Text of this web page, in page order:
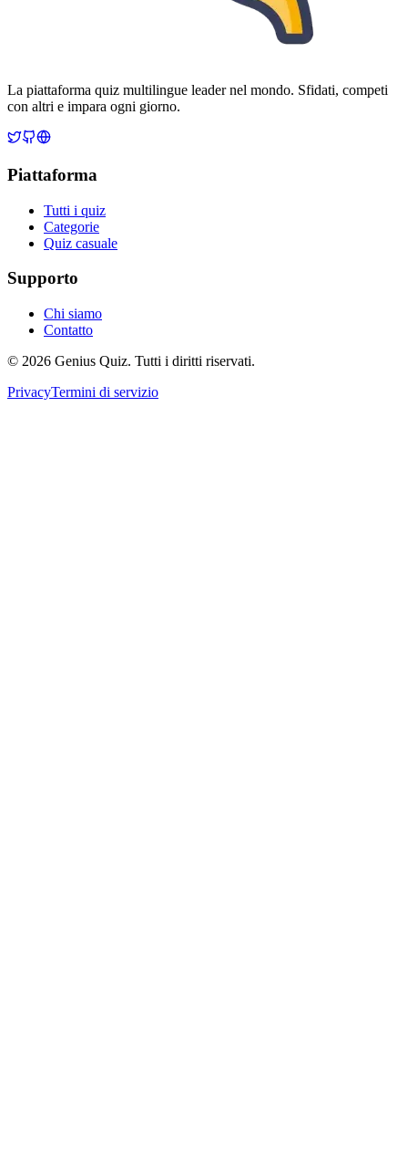
La piattaforma quiz multilingue leader nel mondo. Sfidati, competi
con altri e impara ogni giorno.
Piattaforma
Tutti i quiz
Categorie
Quiz casuale
Supporto
Chi siamo
Contatto
© 2026 Genius Quiz. Tutti i diritti riservati.
PrivacyTermini di servizio